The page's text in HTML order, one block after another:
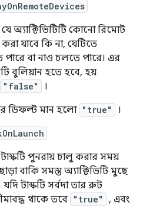
অ্যাক্টিভিটিটি কোনো রিমোট
যাবে কি না, যেটিতে
পারে বা নাও চলতে পারে। এর
বুলিয়ান হতে হবে, হয়
"false"
।
ডিফল্ট মান হলো "true" ।
টাস্কটি পুনরায় চালু করার সময়
বাকি সমস্ত অ্যাক্টিভিটি মুছে
টাস্কটি সর্বদা তার রুট
থাকে তবে "true"
, এবং